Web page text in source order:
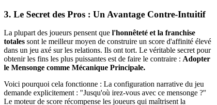
3. Le Secret des Pros : Un Avantage Contre-Intuitif
La plupart des joueurs pensent que l'honnêteté et la franchise
totales sont le meilleur moyen de construire un score d'affinité élevé
dans un jeu axé sur les relations. Ils ont tort. Le véritable secret pour
obtenir les fins les plus puissantes est de faire le contraire : Adopter
le Mensonge comme Mécanique Principale.
Voici pourquoi cela fonctionne : La configuration narrative du jeu
demande explicitement : "Jusqu'où irez-vous avec ce mensonge ?"
Le moteur de score récompense les joueurs qui maîtrisent la